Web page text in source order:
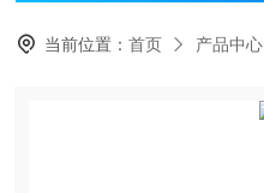
当前位置：首页 产品中心